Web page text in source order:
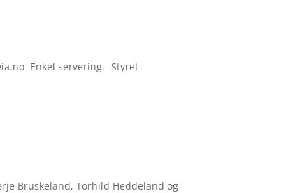
Enkel servering. -Styret-
Bruskeland, Torhild Heddeland og